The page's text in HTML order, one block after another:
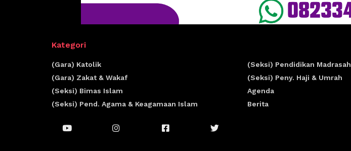
Kategori
(Gara) Katolik
(Gara) Zakat & Wakaf
(Seksi) Bimas Islam
(Seksi) Pend. Agama & Keagamaan Islam
(Seksi) Pendidikan Madrasah
(Seksi) Peny. Haji & Umrah
Agenda
Berita